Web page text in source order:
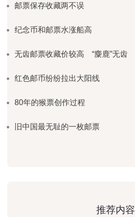
邮票保存收藏两不误
纪念币和邮票水涨船高
无齿邮票收藏价较高 “麋鹿”无齿
红色邮币纷纷拉出大阳线
80年的猴票创作过程
旧中国最无耻的一枚邮票
推荐内容